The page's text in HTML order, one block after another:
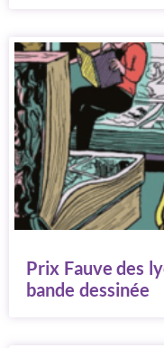
Prix Fauve des
bande dessinée